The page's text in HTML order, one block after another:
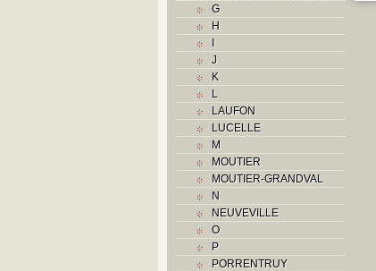
G
H
I
J
K
L
LAUFON
LUCELLE
M
MOUTIER
MOUTIER-GRANDVAL
N
NEUVEVILLE
O
P
PORRENTRUY